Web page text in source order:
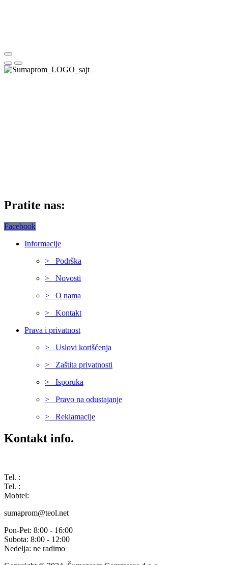
Pratite nas:
Facebook
Informacije
> Podrška
> Novosti
> O nama
> Kontakt
Prava i privatnost
> Uslovi korišćenja
> Zaštita privatnosti
> Isporuka
> Pravo na odustajanje
> Reklamacije
Kontakt info.
Tel. :
Tel. :
Mobtel:
sumaprom@teol.net
Pon-Pet: 8:00 - 16:00
Subota: 8:00 - 12:00
Nedelja: ne radimo